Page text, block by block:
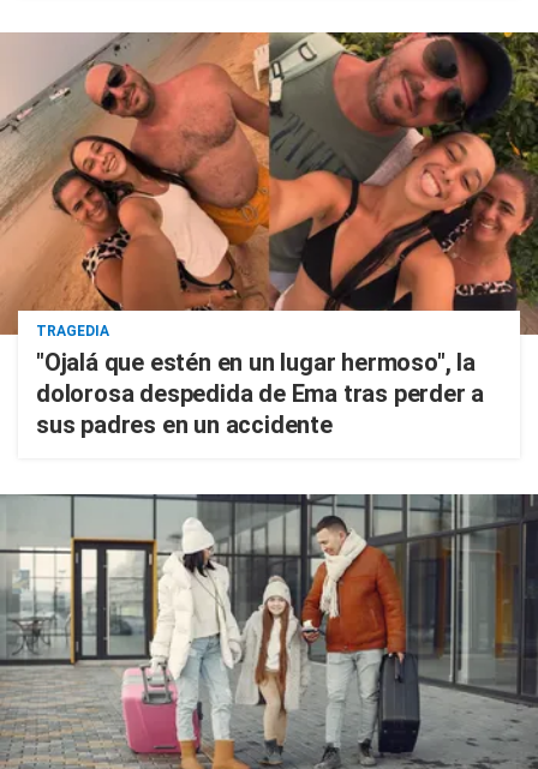
TRAGEDIA
"Ojalá que estén en un lugar hermoso", la
dolorosa despedida de Ema tras perder a
sus padres en un accidente